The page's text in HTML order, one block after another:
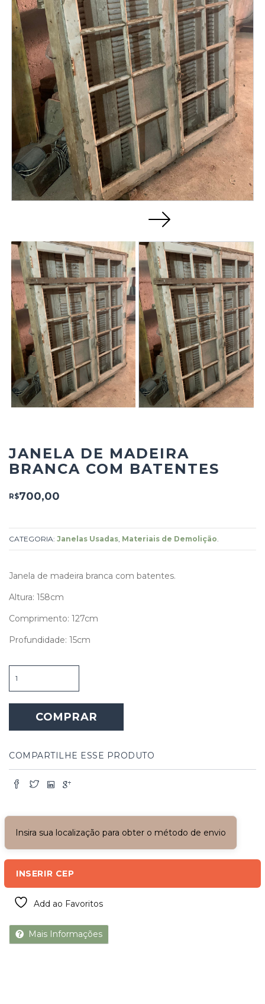
JANELA DE MADEIRA
BRANCA COM BATENTES
R$700,00
CATEGORIA: Janelas Usadas Materiais de Demolição
Janela de madeira branca com batentes.
Altura: 158cm
Comprimento: 127cm
Profundidade: 15cm
de
madeira
branca
batentes
COMPRAR
COMPARTILHE ESSE PRODUTO
Insira sua localização para obter o método de envio
INSERIR CEP
Add ao Favoritos
Mais Informações